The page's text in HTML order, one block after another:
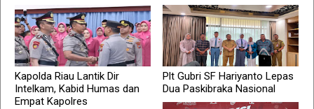
Kapolda Riau Lantik Dir
Intelkam, Kabid Humas dan
Empat Kapolres
Plt Gubri SF Hariyanto Lepas
Dua Paskibraka Nasional